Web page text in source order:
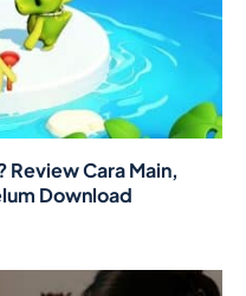
Review Cara Main,
Download